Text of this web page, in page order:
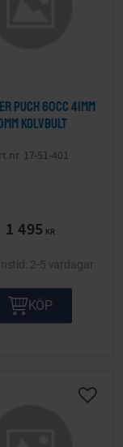
Puch 60cc 41mm
kolvbult
17-51-401
1 495 KR
2-5 vardagar
KÖP
Lägg